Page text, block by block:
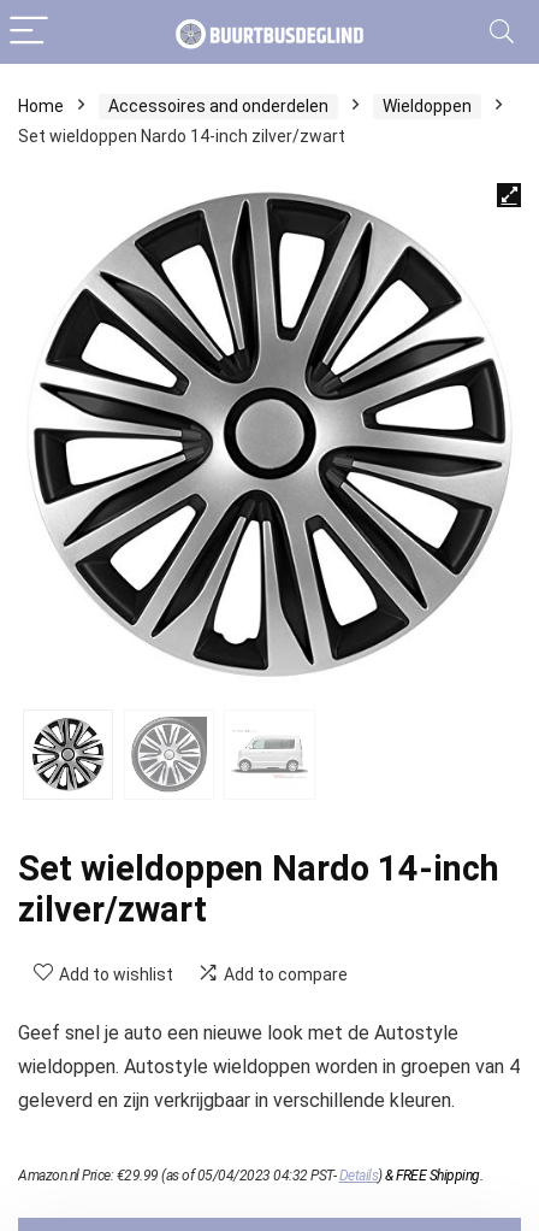
Home Accessoires and onderdelen
Wieldoppen
Set wieldoppen Nardo 14-inch zilver/zwart
Set wieldoppen Nardo 14-inch
zilver/zwart
Add to wishlist Add to compare
Geef snel je auto een nieuwe look met de Autostyle
wieldoppen. Autostyle wieldoppen worden in groepen van 4
geleverd en zijn verkrijgbaar in verschillende kleuren.
Amazon.nl Price:€29.99 (as of 05/04/2023 04:32 PST-Details)&FREE Shipping.